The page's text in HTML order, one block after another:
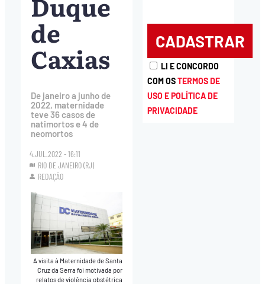
de
Caxias
De janeiro a junho de
2022, maternidade
teve 36 casos de
natimortos e 4 de
neomortos
4.JUL.2022 - 16:11
RIO DE JANEIRO (RJ)
REDAÇÃO
A visita à Maternidade de Santa
Cruz da Serra foi motivada por
relatos de violência obstétrica
LI E CONCORDO
COM OSTERMOS DE
USO E POLÍTICA DE
PRIVACIDADE